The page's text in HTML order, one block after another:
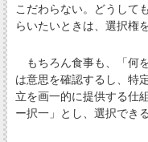
こだわらない。どうして
らいたいときは、選択権
もちろん食事も、「何
は意思を確認するし、特
立を画一的に提供する仕
ー択一」とし、選択でき